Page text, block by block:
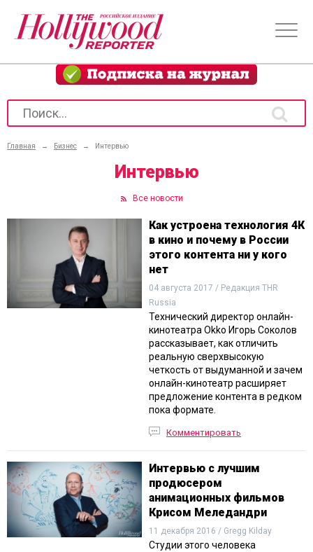
Главная → Бизнес → Интервью
Интервью
Все новости
Как устроена технология 4К
в кино и почему в России
этого контента ни у кого
нет
04 августа 2017 / Редакция THR
Russia
Технический директор онлайн-
кинотеатра Okko Игорь Соколов
рассказывает, как отличить
реальную сверхвысокую
четкость от выдуманной и зачем
онлайн-кинотеатр расширяет
предложение контента в редком
пока формате.
Комментировать
Интервью с лучшим
продюсером
анимационных фильмов
Крисом Меледандри
11 декабря 2016 / Gregg Kilday
Студии этого человека